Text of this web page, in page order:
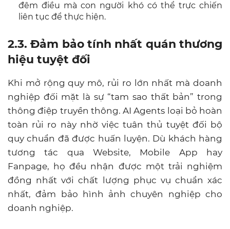
đêm điều mà con người khó có thể trực chiến
liên tục để thực hiện.
2.3. Đảm bảo tính nhất quán thương
hiệu tuyệt đối
Khi mở rộng quy mô, rủi ro lớn nhất mà doanh
nghiệp đối mặt là sự “tam sao thất bản” trong
thông điệp truyền thông. AI Agents loại bỏ hoàn
toàn rủi ro này nhờ việc tuân thủ tuyệt đối bộ
quy chuẩn đã được huấn luyện. Dù khách hàng
tương tác qua Website, Mobile App hay
Fanpage, họ đều nhận được một trải nghiệm
đồng nhất với chất lượng phục vụ chuẩn xác
nhất, đảm bảo hình ảnh chuyên nghiệp cho
doanh nghiệp.